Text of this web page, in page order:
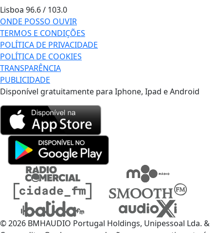
Lisboa 96.6 / 103.0
ONDE POSSO OUVIR
TERMOS E CONDIÇÕES
POLÍTICA DE PRIVACIDADE
POLÍTICA DE COOKIES
TRANSPARÊNCIA
PUBLICIDADE
Disponível gratuitamente para Iphone, Ipad e Android
© 2026 BMHAUDIO Portugal Holdings, Unipessoal Lda. &